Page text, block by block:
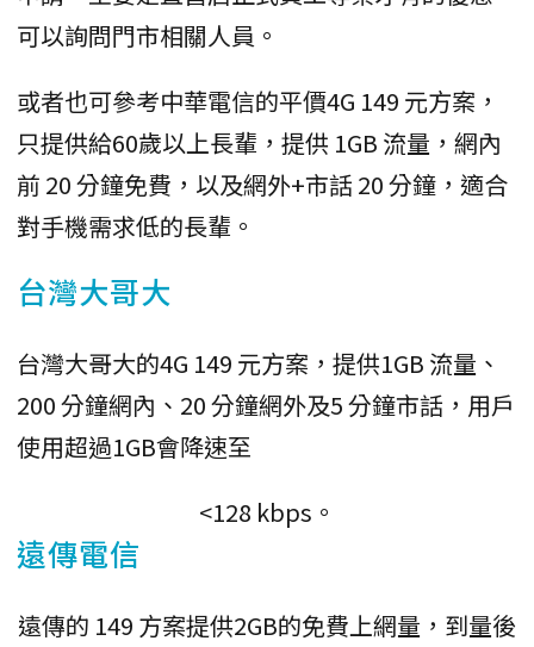
可以詢問門市相關人員。
或者也可參考中華電信的平價4G 149 元方案，
只提供給60歲以上長輩，提供 1GB 流量，網內
前 20 分鐘免費，以及網外+市話 20 分鐘，適合
對手機需求低的長輩。
台灣大哥大
台灣大哥大的4G 149 元方案，提供1GB 流量、
200 分鐘網內、20 分鐘網外及5 分鐘市話，用戶
使用超過1GB會降速至
<128 kbps。
遠傳電信
遠傳的 149 方案提供2GB的免費上網量，到量後